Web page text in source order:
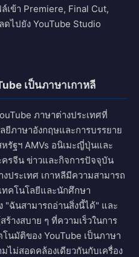
ข้า Premiere, Final Cut,
ดไปยัง YouTube Studio
เป็นภาษาเกาหลี
ภาษาต่างประเทศที่
ภาษาอังกฤษและการบรรยาย
รัฐฯ AMVs อนิเมะญี่ปุ่นและ
ครจีน ข่าวและกิจการปัจจุบัน
ประเทศ เกาหลีมีความสามารถ
ทคโนโลยีและนักศึกษา
"ฉันสามารถอ่านสิ่งนี้ได้" และ
างสบาย ๆ ที่ความเร็วในการ
นมัติของ YouTube เป็นภาษา
ม่สอดคล้องเดียวกันกับเครื่อง